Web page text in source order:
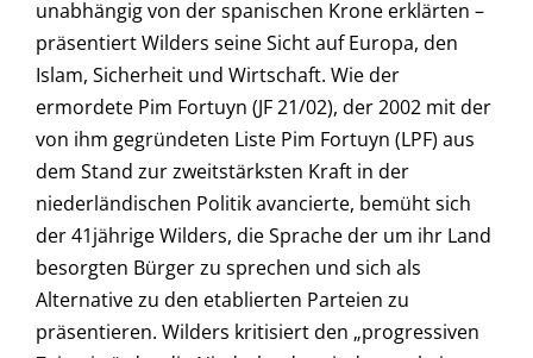
unabhängig von der spanischen Krone erklärten –
präsentiert Wilders seine Sicht auf Europa, den
Islam, Sicherheit und Wirtschaft. Wie der
ermordete Pim Fortuyn (JF 21/02), der 2002 mit der
von ihm gegründeten Liste Pim Fortuyn (LPF) aus
dem Stand zur zweitstärksten Kraft in der
niederländischen Politik avancierte, bemüht sich
der 41jährige Wilders, die Sprache der um ihr Land
besorgten Bürger zu sprechen und sich als
Alternative zu den etablierten Parteien zu
präsentieren. Wilders kritisiert den „progressiven